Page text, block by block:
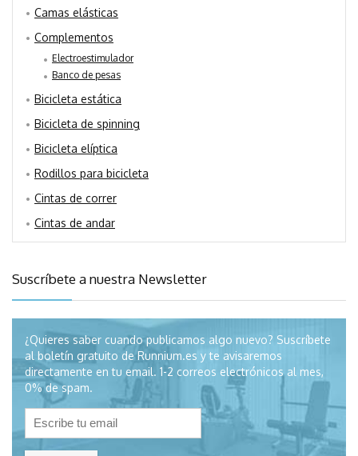
Camas elásticas
Complementos
Electroestimulador
Banco de pesas
Bicicleta estática
Bicicleta de spinning
Bicicleta elíptica
Rodillos para bicicleta
Cintas de correr
Cintas de andar
Suscríbete a nuestra Newsletter
¿Quieres saber cuando publicamos algo nuevo? Suscríbete
al boletín gratuito de Runnium.es y te avisaremos
directamente en tu email. 1-2 correos electrónicos al mes,
0% de spam.